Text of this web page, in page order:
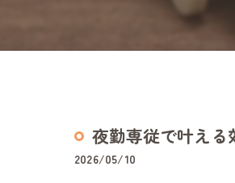
夜勤専従で叶える
2026/05/10